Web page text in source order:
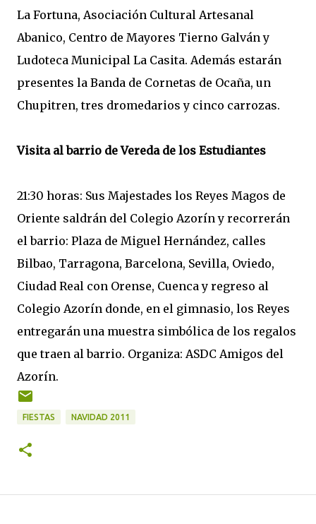
La Fortuna, Asociación Cultural Artesanal
Abanico, Centro de Mayores Tierno Galván y
Ludoteca Municipal La Casita. Además estarán
presentes la Banda de Cornetas de Ocaña, un
Chupitren, tres dromedarios y cinco carrozas.
Visita al barrio de Vereda de los Estudiantes
21:30 horas: Sus Majestades los Reyes Magos de
Oriente saldrán del Colegio Azorín y recorrerán
el barrio: Plaza de Miguel Hernández, calles
Bilbao, Tarragona, Barcelona, Sevilla, Oviedo,
Ciudad Real con Orense, Cuenca y regreso al
Colegio Azorín donde, en el gimnasio, los Reyes
entregarán una muestra simbólica de los regalos
que traen al barrio. Organiza: ASDC Amigos del
Azorín.
FIESTAS NAVIDAD 2011